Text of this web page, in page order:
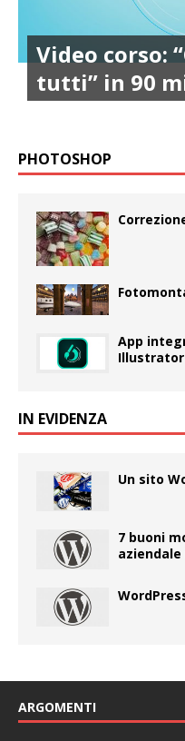
Video corso:
tutti” in 90
PHOTOSHOP
App
Illustrator
IN EVIDENZA
Un sito
7 buoni
ARGOMENTI